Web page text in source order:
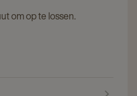
om op te lossen.